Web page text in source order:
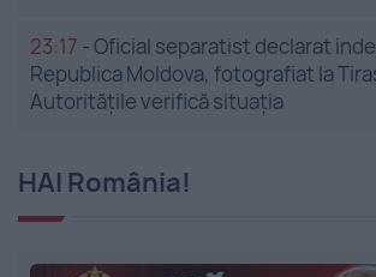
23:17 -Oficial separatist declarat
Republica Moldova, fotografiat la
Autoritățile verifică situația
HAI România!